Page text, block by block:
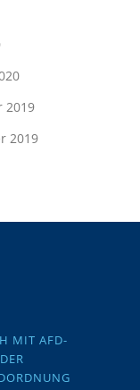
2019
2019
MIT AFD-